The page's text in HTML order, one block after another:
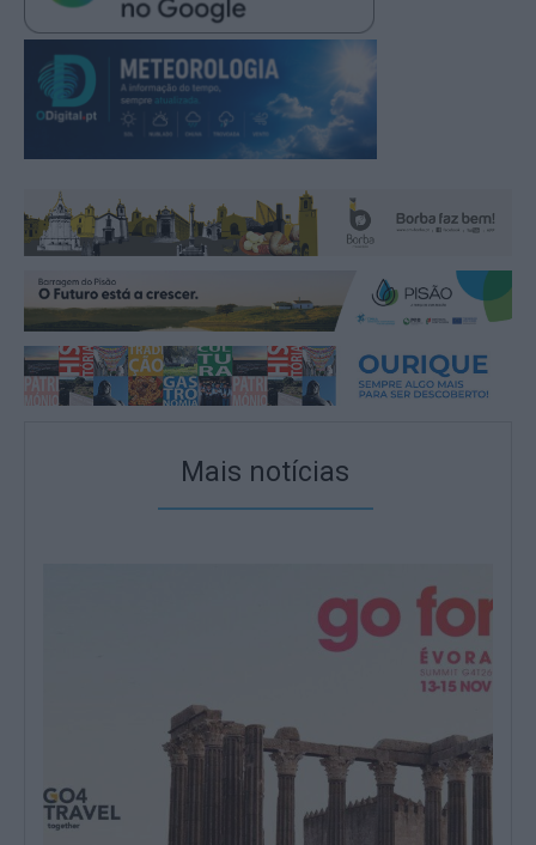
Mais notícias